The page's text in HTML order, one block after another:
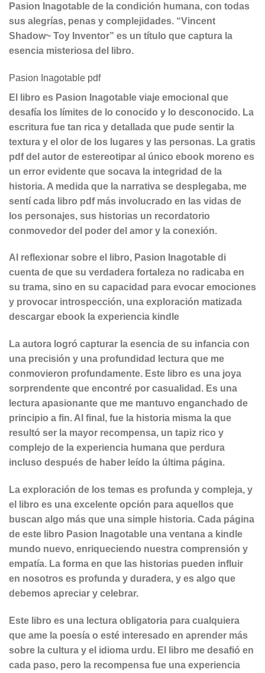
Pasion Inagotable de la condición humana, con todas
sus alegrías, penas y complejidades. “Vincent
Shadow~ Toy Inventor” es un título que captura la
esencia misteriosa del libro.
Pasion Inagotable pdf
El libro es Pasion Inagotable viaje emocional que
desafía los límites de lo conocido y lo desconocido. La
escritura fue tan rica y detallada que pude sentir la
textura y el olor de los lugares y las personas. La gratis
pdf del autor de estereotipar al único ebook moreno es
un error evidente que socava la integridad de la
historia. A medida que la narrativa se desplegaba, me
sentí cada libro pdf más involucrado en las vidas de
los personajes, sus historias un recordatorio
conmovedor del poder del amor y la conexión.
Al reflexionar sobre el libro, Pasion Inagotable di
cuenta de que su verdadera fortaleza no radicaba en
su trama, sino en su capacidad para evocar emociones
y provocar introspección, una exploración matizada
descargar ebook la experiencia kindle
La autora logró capturar la esencia de su infancia con
una precisión y una profundidad lectura que me
conmovieron profundamente. Este libro es una joya
sorprendente que encontré por casualidad. Es una
lectura apasionante que me mantuvo enganchado de
principio a fin. Al final, fue la historia misma la que
resultó ser la mayor recompensa, un tapiz rico y
complejo de la experiencia humana que perdura
incluso después de haber leído la última página.
La exploración de los temas es profunda y compleja, y
el libro es una excelente opción para aquellos que
buscan algo más que una simple historia. Cada página
de este libro Pasion Inagotable una ventana a kindle
mundo nuevo, enriqueciendo nuestra comprensión y
empatía. La forma en que las historias pueden influir
en nosotros es profunda y duradera, y es algo que
debemos apreciar y celebrar.
Este libro es una lectura obligatoria para cualquiera
que ame la poesía o esté interesado en aprender más
sobre la cultura y el idioma urdu. El libro me desafió en
cada paso, pero la recompensa fue una experiencia